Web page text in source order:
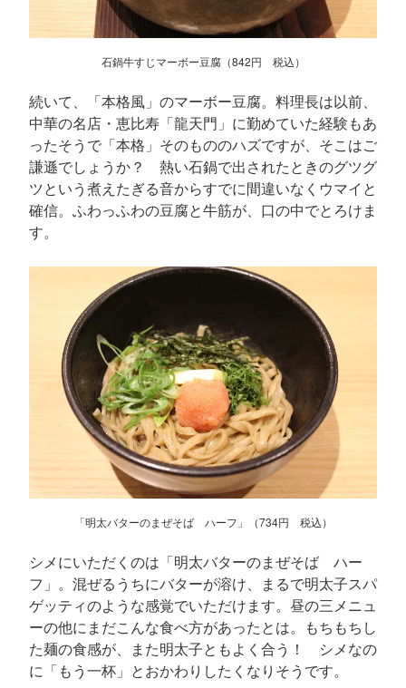
石鍋牛すじマーボー豆腐（842円 税込）
続いて、「本格風」のマーボー豆腐。料理長は以前、
中華の名店・恵比寿「龍天門」に勤めていた経験もあ
ったそうで「本格」そのもののハズですが、そこはご
謙遜でしょうか？ 熱い石鍋で出されたときのグツグ
ツという煮えたぎる音からすでに間違いなくウマイと
確信。ふわっふわの豆腐と牛筋が、口の中でとろけま
す。
「明太バターのまぜそば ハーフ」（734円 税込）
シメにいただくのは「明太バターのまぜそば ハー
フ」。混ぜるうちにバターが溶け、まるで明太子スパ
ゲッティのような感覚でいただけます。昼の三メニュ
ーの他にまだこんな食べ方があったとは。もちもちし
た麺の食感が、また明太子ともよく合う！ シメなの
に「もう一杯」とおかわりしたくなりそうです。